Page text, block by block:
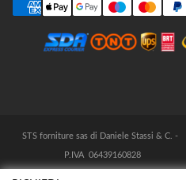
STS forniture sas di Daniele Stassi & C. -
P.IVA 06439160828